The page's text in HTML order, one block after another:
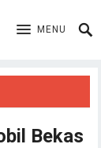
MENU
Bekas